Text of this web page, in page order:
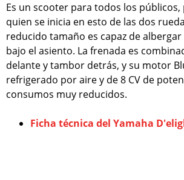
Es un scooter para todos los
quien se inicia en esto de las dos
reducido tamaño es capaz de
bajo el asiento. La frenada es
delante y tambor detrás, y su motor
refrigerado por aire y de 8 CV de
consumos muy reducidos.
Ficha técnica del Yamaha